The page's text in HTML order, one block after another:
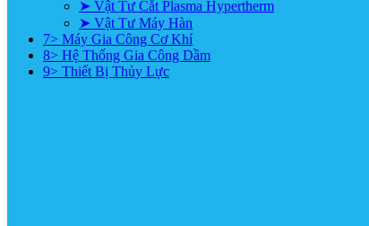
➤ Vật Tư Cắt Plasma Hypertherm
➤ Vật Tư Máy Hàn
7> Máy Gia Công Cơ Khí
8> Hệ Thống Gia Công Dầm
9> Thiết Bị Thủy Lực